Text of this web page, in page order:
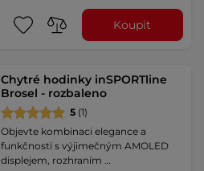
Koupit
Chytré hodinky inSPORTline
Brosel - rozbaleno
5 (1)
Objevte kombinaci elegance a
funkčnosti s výjimečným AMOLED
displejem, rozhraním …